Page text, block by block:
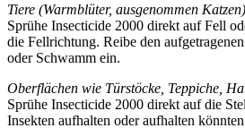
Tiere (Warmblüter, ausgenommen
Sprühe Insecticide 2000 direkt auf Fell
die Fellrichtung. Reibe den
oder Schwamm ein.
Oberflächen wie Türstöcke, Teppiche,
Sprühe Insecticide 2000 direkt auf die
Insekten aufhalten oder aufhalten